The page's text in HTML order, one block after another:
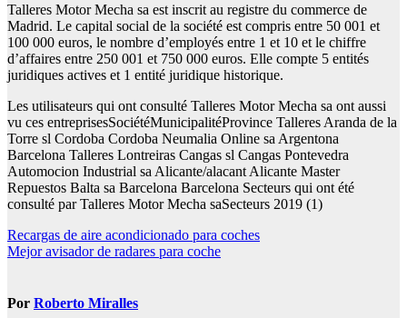
Talleres Motor Mecha sa est inscrit au registre du commerce de
Madrid. Le capital social de la société est compris entre 50 001 et
100 000 euros, le nombre d’employés entre 1 et 10 et le chiffre
d’affaires entre 250 001 et 750 000 euros. Elle compte 5 entités
juridiques actives et 1 entité juridique historique.
Les utilisateurs qui ont consulté Talleres Motor Mecha sa ont aussi
vu ces entreprisesSociétéMunicipalitéProvince Talleres Aranda de la
Torre sl Cordoba Cordoba Neumalia Online sa Argentona
Barcelona Talleres Lontreiras Cangas sl Cangas Pontevedra
Automocion Industrial sa Alicante/alacant Alicante Master
Repuestos Balta sa Barcelona Barcelona Secteurs qui ont été
consulté par Talleres Motor Mecha saSecteurs 2019 (1)
Navegación
de
Recargas de aire acondicionado para coches
Mejor avisador de radares para coche
Por Roberto Miralles